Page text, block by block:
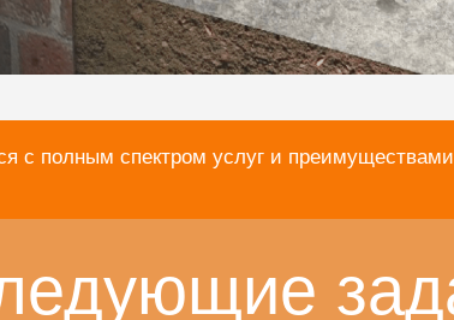
с полным спектром услуг и